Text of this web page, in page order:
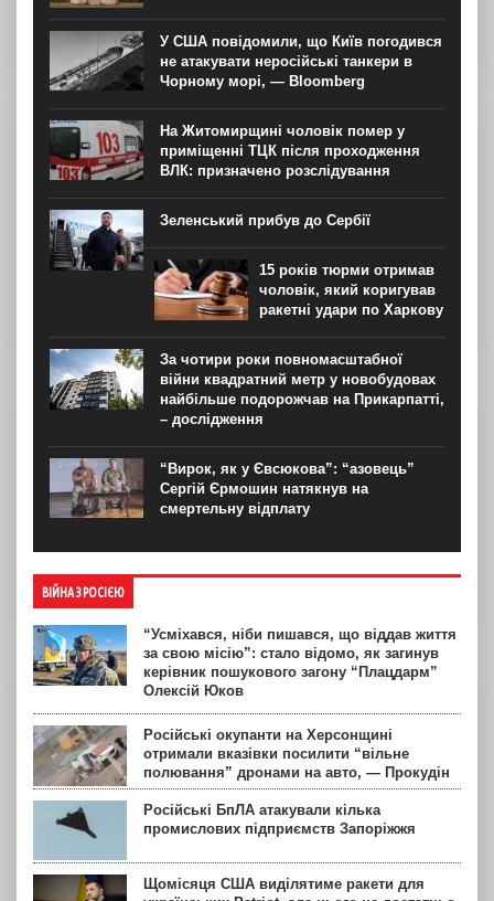
У США повідомили, що Київ погодився
не атакувати неросійські танкери в
Чорному морі, — Bloomberg
На Житомирщині чоловік помер у
приміщенні ТЦК після проходження
ВЛК: призначено розслідування
Зеленський прибув до Сербії
15 років тюрми отримав
чоловік, який коригував
ракетні удари по Харкову
За чотири роки повномасштабної
війни квадратний метр у новобудовах
найбільше подорожчав на Прикарпатті,
– дослідження
“Вирок, як у Євсюкова”: “азовець”
Сергій Єрмошин натякнув на
смертельну відплату
ВІЙНА З РОСІЄЮ
“Усміхався, ніби пишався, що віддав життя
за свою місію”: стало відомо, як загинув
керівник пошукового загону “Плацдарм”
Олексій Юков
Російські окупанти на Херсонщині
отримали вказівки посилити “вільне
полювання” дронами на авто, — Прокудін
Російські БпЛА атакували кілька
промислових підприємств Запоріжжя
Щомісяця США виділятиме ракети для